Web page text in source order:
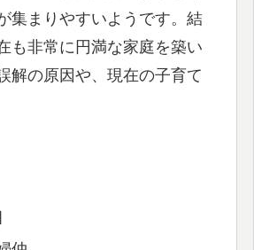
集まりやすいようです。結
も非常に円満な家庭を築い
解の原因や、現在の子育て